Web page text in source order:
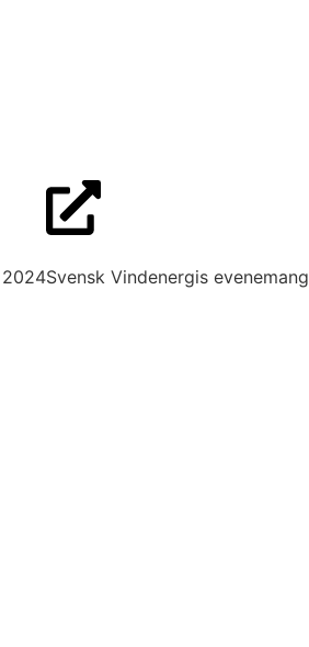
2024Svensk Vindenergis evenemang